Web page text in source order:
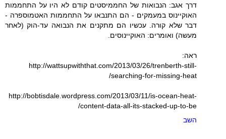
דרך אגב: הנבואות של החממיסטים קודם לא היו על התחממות
האוקיינוס במעמקים - הם התנבאו על התחממות האטמוספרה -
דבר שלא קורה. עכשיו הם מתקנים את הנבואה עד-הוק (לאחר
מעשה) ואומרים: האוקיינוסים.
ראה:
http://wattsupwiththat.com/2013/03/26/trenberth-still-
searching-for-missing-heat/
http://bobtisdale.wordpress.com/2013/03/11/is-ocean-heat-
content-data-all-its-stacked-up-to-be/
השב